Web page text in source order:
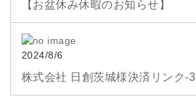
【お盆休み休暇のお知らせ】
2024/8/6
株式会社 日創茨城様決済リンク-3